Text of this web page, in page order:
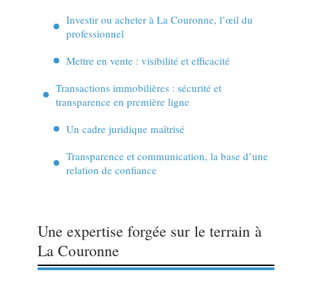
Investir ou acheter à La Couronne, l’œil du
professionnel
Mettre en vente : visibilité et efficacité
Transactions immobilières : sécurité et
transparence en première ligne
Un cadre juridique maîtrisé
Transparence et communication, la base d’une
relation de confiance
Une expertise forgée sur le terrain à
La Couronne